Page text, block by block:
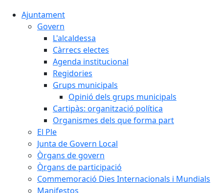
Ajuntament
Govern
L'alcaldessa
Càrrecs electes
Agenda institucional
Regidories
Grups municipals
Opinió dels grups municipals
Cartipàs: organització política
Organismes dels que forma part
El Ple
Junta de Govern Local
Òrgans de govern
Òrgans de participació
Commemoració Dies Internacionals i Mundials
Manifestos